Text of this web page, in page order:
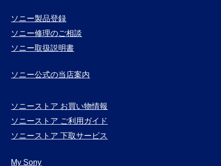
ソニー製品登録
ソニー修理のご相談
ソニー取扱説明書
ソニー公式の当店案内
ソニーストア お買い物情報
ソニーストア ご利用ガイド
ソニーストア 下取サービス
My Sony